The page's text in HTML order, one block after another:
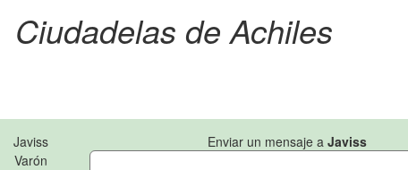
Ciudadelas de Achiles
Javiss Enviar un mensaje a Javiss
Varón